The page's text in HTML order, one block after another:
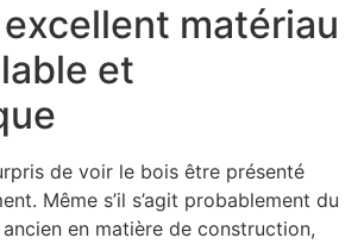
matériau
et
de voir le bois être présenté
Même s’il s’agit probablement du
en matière de construction,